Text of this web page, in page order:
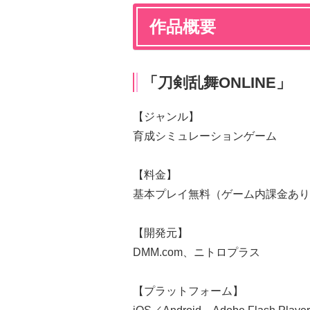
作品概要
「刀剣乱舞ONLINE」
【ジャンル】
育成シミュレーションゲーム
【料金】
基本プレイ無料（ゲーム内課金あ
【開発元】
DMM.com、ニトロプラス
【プラットフォーム】